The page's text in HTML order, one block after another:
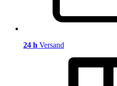
24 h Versand